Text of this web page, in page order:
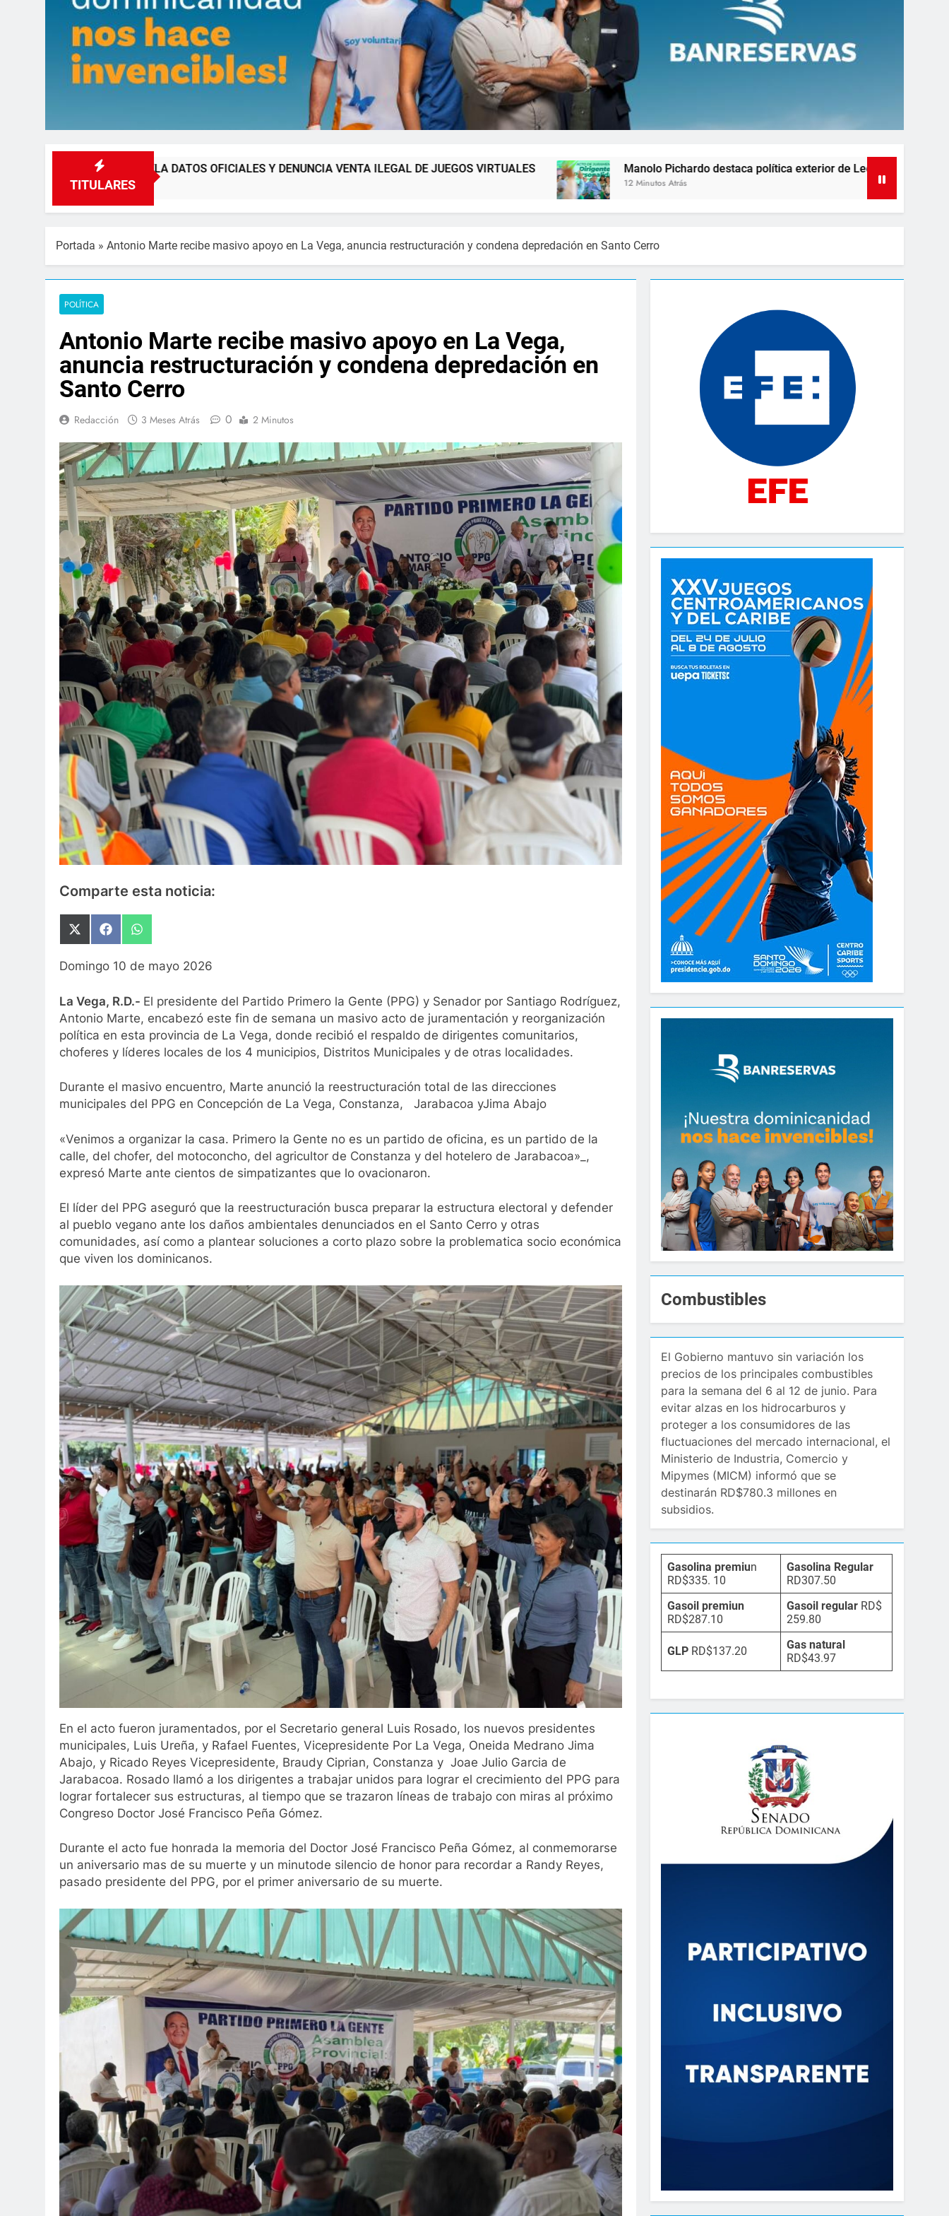
TITULARES
OFICIALES Y DENUNCIA VENTA ILEGAL DE JUEGOS VIRTUALES Manolo Pichardo destaca política exterior de Leonel Fernández como referente de liderazgo y
Portada » Antonio Marte recibe masivo apoyo en La Vega, anuncia restructuración y condena depredación en Santo Cerro
POLÍTICA
Antonio Marte recibe masivo apoyo en La Vega,
anuncia restructuración y condena depredación en
Santo Cerro
Redacción 3 Meses Atrás 0 2 Minutos
Comparte esta noticia:
Compartir
en
(Twitter)
Compartir
en
Facebook
Compartir
en
WhatsApp
Domingo 10 de mayo 2026
La Vega, R.D.- El presidente del Partido Primero la Gente (PPG) y Senador por Santiago Rodríguez,
Antonio Marte, encabezó este fin de semana un masivo acto de juramentación y reorganización
política en esta provincia de La Vega, donde recibió el respaldo de dirigentes comunitarios,
choferes y líderes locales de los 4 municipios, Distritos Municipales y de otras localidades.
Durante el masivo encuentro, Marte anunció la reestructuración total de las direcciones
municipales del PPG en Concepción de La Vega, Constanza, Jarabacoa yJima Abajo
«Venimos a organizar la casa. Primero la Gente no es un partido de oficina, es un partido de la
calle, del chofer, del motoconcho, del agricultor de Constanza y del hotelero de Jarabacoa»_,
expresó Marte ante cientos de simpatizantes que lo ovacionaron.
El líder del PPG aseguró que la reestructuración busca preparar la estructura electoral y defender
al pueblo vegano ante los daños ambientales denunciados en el Santo Cerro y otras
comunidades, así como a plantear soluciones a corto plazo sobre la problematica socio económica
que viven los dominicanos.
En el acto fueron juramentados, por el Secretario general Luis Rosado, los nuevos presidentes
municipales, Luis Ureña, y Rafael Fuentes, Vicepresidente Por La Vega, Oneida Medrano Jima
Abajo, y Ricado Reyes Vicepresidente, Braudy Ciprian, Constanza y Joae Julio Garcia de
Jarabacoa. Rosado llamó a los dirigentes a trabajar unidos para lograr el crecimiento del PPG para
lograr fortalecer sus estructuras, al tiempo que se trazaron líneas de trabajo con miras al próximo
Congreso Doctor José Francisco Peña Gómez.
Durante el acto fue honrada la memoria del Doctor José Francisco Peña Gómez, al conmemorarse
un aniversario mas de su muerte y un minutode silencio de honor para recordar a Randy Reyes,
pasado presidente del PPG, por el primer aniversario de su muerte.
Combustibles
El Gobierno mantuvo sin variación los
precios de los principales combustibles
para la semana del 6 al 12 de junio. Para
evitar alzas en los hidrocarburos y
proteger a los consumidores de las
fluctuaciones del mercado internacional, el
Ministerio de Industria, Comercio y
Mipymes (MICM) informó que se
destinarán RD$780.3 millones en
subsidios.
Gasolina premiun
RD$335. 10
Gasolina Regular
RD307.50
Gasoil premiun
RD$287.10
Gasoil regular RD$
259.80
GLP RD$137.20
Gas natural
RD$43.97